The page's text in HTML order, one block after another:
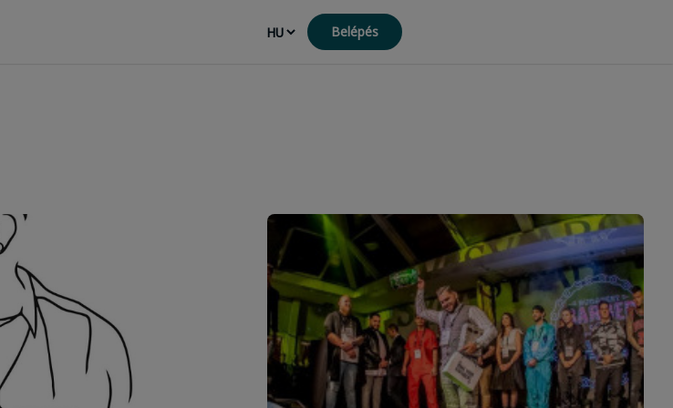
Belépés